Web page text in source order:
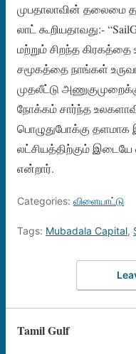
முபதாலாவின் தலைமை
லாட் கூறியதாவது:-
மற்றும் சிறந்த
சமூகத்தை நாங்கள்
முதலீட்டு
நோக்கம் சார்ந்த
பொழுதுபோக்கு தளமாக
லட்சியத்திற்கும் இடையே
என்றார்.
Categories: விளையாட்டு
Tags: Mubadala Capital,
Tamil Gulf